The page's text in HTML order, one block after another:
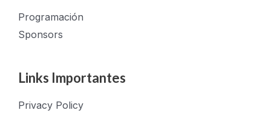
Programación
Sponsors
Links Importantes
Privacy Policy